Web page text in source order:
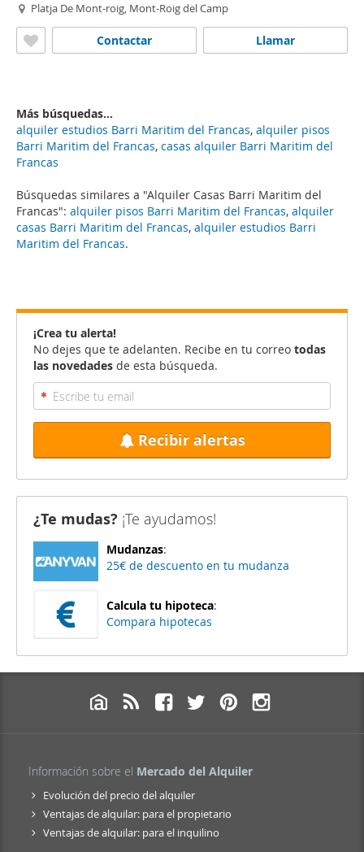
Búsquedas similares a "Alquiler Casas Barri Maritim del
Francas": alquiler pisos Barri Maritim del Francas, alquiler
casas Barri Maritim del Francas, alquiler estudios Barri
Maritim del Francas.
Platja De Mont-roig, Mont-Roig del Camp
Llamar
Contactar
Más búsquedas...
alquiler estudios Barri Maritim del Francas, alquiler pisos
Barri Maritim del Francas, casas alquiler Barri Maritim del
Francas
¡Crea tu alerta!
No dejes que te adelanten. Recibe en tu correo todas
las novedades de esta búsqueda.
Recibir alertas
¿Te mudas? ¡Te ayudamos!
Mudanzas:
25€ de descuento en tu mudanza
Calcula tu hipoteca:
Compara hipotecas
Información sobre el Mercado del Alquiler
Evolución del precio del alquiler
Ventajas de alquilar: para el propietario
Ventajas de alquilar: para el inquilino